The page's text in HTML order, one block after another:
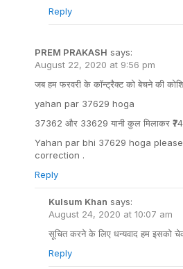
Reply
PREM PRAKASH says:
August 22, 2020 at 9:56 pm
जब हम फरवरी के कॉन्ट्रैक्ट को बेचने की
yahan par 37629 hoga
37362 और 33629 यानी कुल मिलाकर
Yahan par bhi 37629 hoga
correction .
Reply
Kulsum Khan says:
August 24, 2020 at 10:07 am
सूचित करने के लिए धन्यवाद हम इसको
Reply